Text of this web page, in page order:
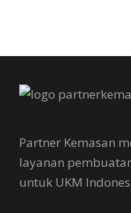
Partner Kemasan
layanan
untuk UKM